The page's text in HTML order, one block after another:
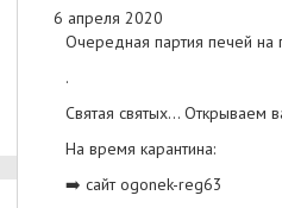
6 апреля 2020
Очередная партия печей на
.
Святая святых... Открываем
На время карантина:
➡️ сайт ogonek-reg63